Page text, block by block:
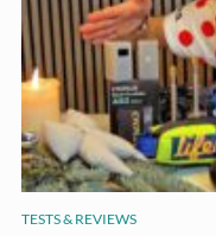
TESTS & REVIEWS